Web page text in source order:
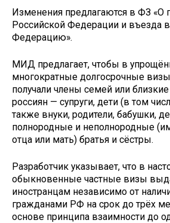
Изменения предлагаются в ФЗ «О
Российской Федерации и въезда
Федерацию».
МИД предлагает, чтобы в
многократные долгосрочные
получали члены семей или
россиян — супруги, дети (в том
также внуки, родители, бабушки,
полнородные и неполнородные
отца или мать) братья и сёстры.
Разработчик указывает, что в
обыкновенные частные визы
иностранцам независимо от
гражданами РФ на срок до трёх
основе принципа взаимности до